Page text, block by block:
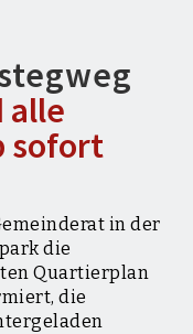
Basel
alle
sofort
in der
die
Quartierplan
die